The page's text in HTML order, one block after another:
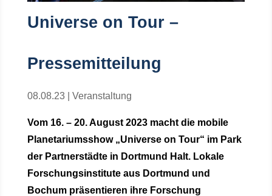
Universe on Tour –
Pressemitteilung
08.08.23| Veranstaltung
Vom 16. – 20. August 2023 macht die mobile
Planetariumsshow „Universe on Tour“ im Park
der Partnerstädte in Dortmund Halt. Lokale
Forschungsinstitute aus Dortmund und
Bochum präsentieren ihre Forschung